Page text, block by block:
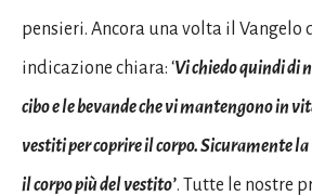
pensieri. Ancora una volta il Vangelo
indicazione chiara: ‘Vi chiedo quindi di
cibo e le bevande che vi mantengono in
vestiti per coprire il corpo. Sicuramente la
il corpo più del vestito’. Tutte le nostre